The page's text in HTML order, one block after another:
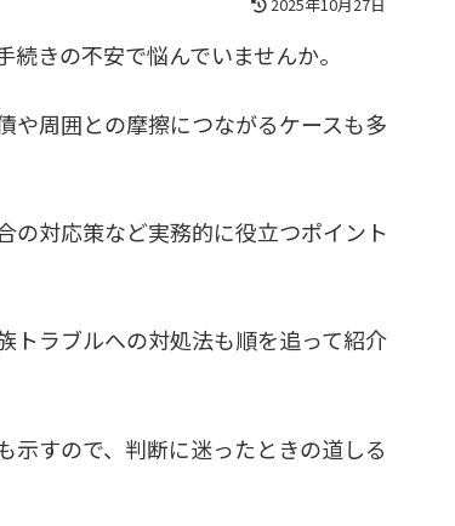
きの不安で悩んでいませんか。
や周囲との摩擦につながるケースも多
の対応策など実務的に役立つポイント
トラブルへの対処法も順を追って紹介
示すので、判断に迷ったときの道しる